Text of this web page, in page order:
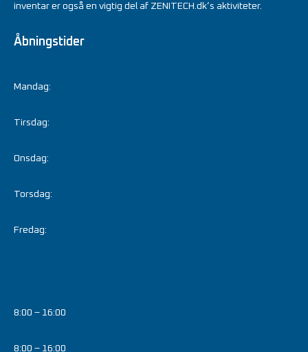
inventar er også en vigtig del af ZENITECH.dk’s aktiviteter.
Åbningstider
Mandag:
Tirsdag:
Onsdag:
Torsdag:
Fredag:
8:00 – 16:00
8:00 – 16:00